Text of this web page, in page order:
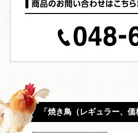
「焼き鳥（レギュラー、